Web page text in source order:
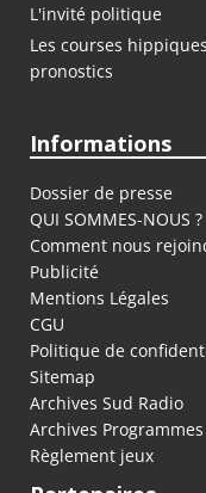
L'invité politique
Les courses
pronostics
Informations
Dossier de presse
QUI SOMMES-NOUS ?
Comment nous
Publicité
Mentions Légales
CGU
Politique de
Sitemap
Archives Sud Radio
Archives Programmes
Règlement jeux